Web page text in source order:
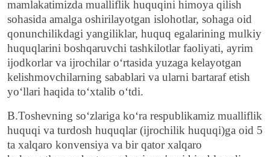
mamlakatimizda mualliflik huquqini himoya qilish
sohasida amalga oshirilayotgan islohotlar, sohaga oid
qonunchilikdagi yangiliklar, huquq egalarining mulkiy
huquqlarini boshqaruvchi tashkilotlar faoliyati, ayrim
ijodkorlar va ijrochilar o‘rtasida yuzaga kelayotgan
kelishmovchilarning sabablari va ularni bartaraf etish
yo‘llari haqida to‘xtalib o‘tdi.
B.Toshevning so‘zlariga ko‘ra respublikamiz mualliflik
huquqi va turdosh huquqlar (ijrochilik huquqi)ga oid 5
ta xalqaro konvensiya va bir qator xalqaro